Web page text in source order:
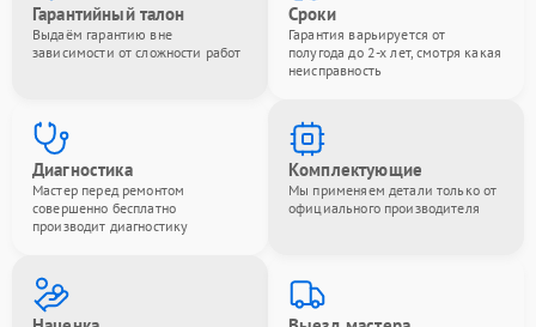
Гарантийный талон
Выдаём гарантию вне
зависимости от сложности работ
Сроки
Гарантия варьируется от
полугода до 2-х лет, смотря какая
неисправность
Диагностика
Мастер перед ремонтом
совершенно бесплатно
производит диагностику
Комплектующие
Мы применяем детали только от
официального производителя